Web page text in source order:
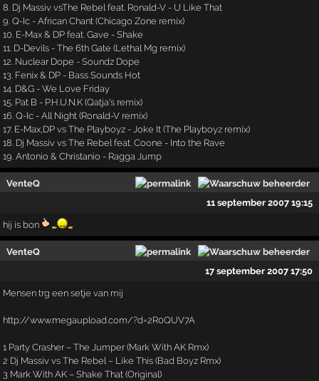
8. Dj Massiv vsThe Rebel feat. Ronald-V - U Like That
9. Q-Ic - African Chant (Chicago Zone remix)
10. E-Max & DP feat. Gave - Shake
11. D-Devils - The 6th Gate (Lethal Mg remix)
12. Nuclear Dope - Soundz Dope
13. Fenix & DP - Bass Sounds Hot
14. D&G - We Love Friday
15. Pat B - P.H.U.N.K (Qatja's remix)
16. Q-Ic - All Night (Ronald-V remix)
17. E-Max,DP vs The Playboyz - Joke It (The Playboyz remix)
18. Dj Massiv vs The Rebel feat. Coone - Into the Rave
19. Antonio & Christanio - Ragga Jump
VenteQ
11 september 2007 19:15
hij is bon
VenteQ
17 september 2007 17:50
Mensen trg een setje van mij
http://www.megaupload.com/?d=2R0QUV7A
1 Party Crasher – The Jumper (Mark With AK Rmx)
2 Dj Massiv vs The Rebel – Like This (Bad Boyz Rmx)
3 Mark With AK – Shake That (Original)